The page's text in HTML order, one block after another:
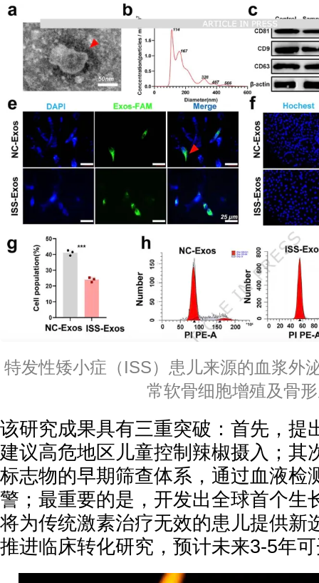
特发性矮小症（ISS）患儿来源的血浆外
常软骨细胞增殖及骨
该研究成果具有三重突破：首先，提
建议高危地区儿童控制辣椒摄入；其
标志物的早期筛查体系，通过血液检
警；最重要的是，开发出全球首个生
将为传统激素治疗无效的患儿提供新
推进临床转化研究，预计未来3-5年